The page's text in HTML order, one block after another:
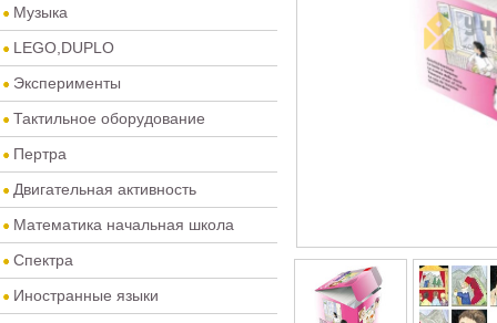
Музыка
LEGO,DUPLO
Эксперименты
Тактильное оборудование
Пертра
Двигательная активность
Математика начальная школа
Спектра
Иностранные языки